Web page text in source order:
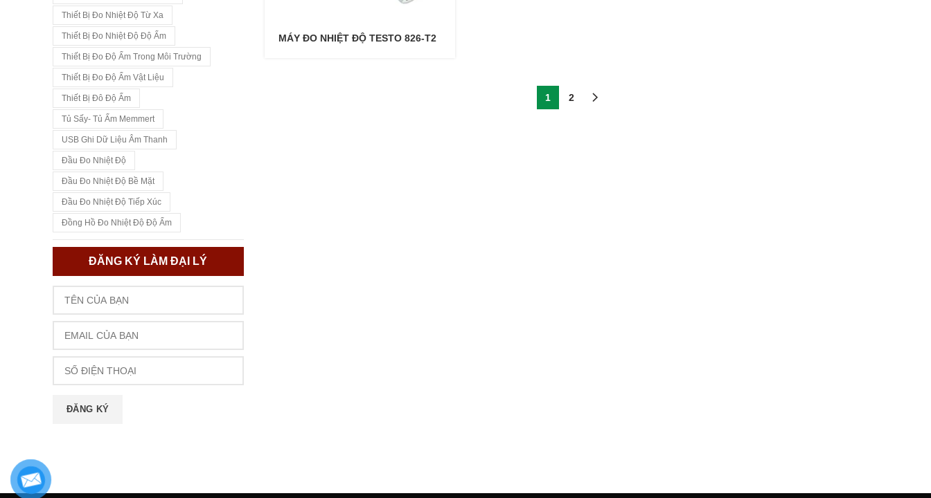
MÁY ĐO NHIỆT ĐỘ TESTO 826-T2
1 2
Thiết Bị Đo Nhiệt Độ Từ Xa
Thiết Bị Đo Nhiệt Độ Độ Ẩm
Thiết Bị Đo Độ Ẩm Trong Môi Trường
Thiết Bị Đo Độ Ẩm Vật Liệu
Thiết Bị Đô Độ Ẩm
Tủ Sấy- Tủ Ấm Memmert
USB Ghi Dữ Liệu Âm Thanh
Đầu Đo Nhiệt Độ
Đầu Đo Nhiệt Độ Bề Mặt
Đầu Đo Nhiệt Độ Tiếp Xúc
Đồng Hồ Đo Nhiệt Độ Độ Ẩm
ĐĂNG KÝ LÀM ĐẠI LÝ